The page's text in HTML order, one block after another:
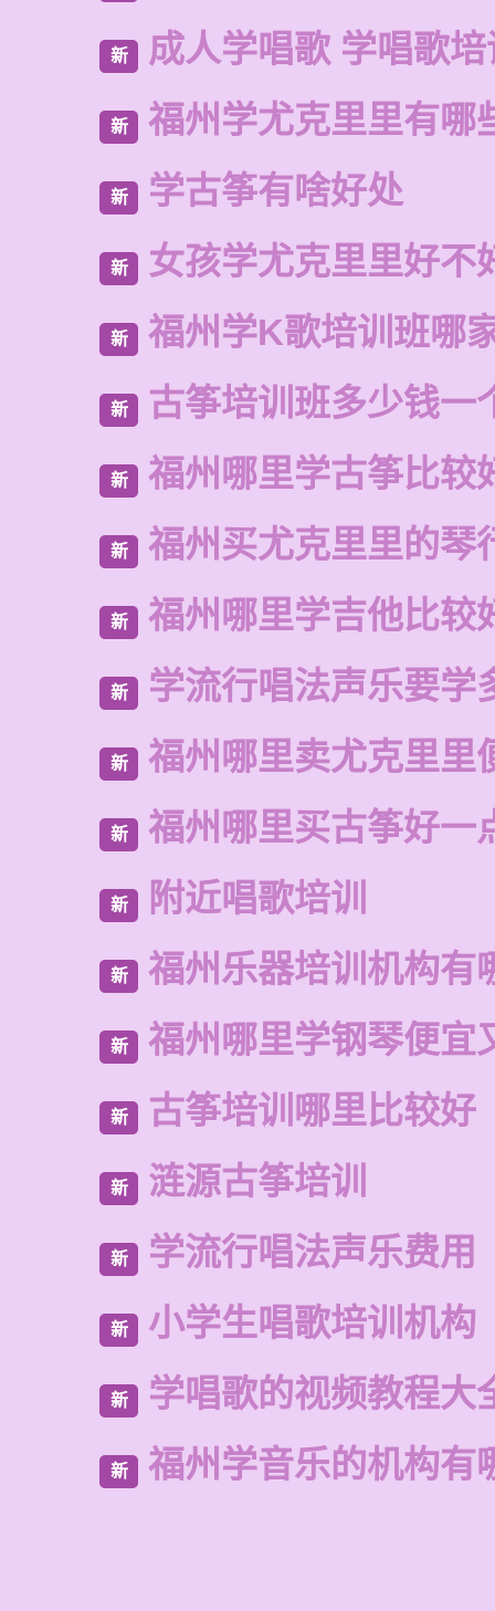
新 成人学唱歌 学唱歌培
新 福州学尤克里里有哪
新 学古筝有啥好处
新 女孩学尤克里里好不
新 福州学K歌培训班哪
新 古筝培训班多少钱一
新 福州哪里学古筝比较
新 福州买尤克里里的琴
新 福州哪里学吉他比较
新 学流行唱法声乐要学
新 福州哪里卖尤克里里
新 福州哪里买古筝好一
新 附近唱歌培训
新 福州乐器培训机构有
新 福州哪里学钢琴便宜
新 古筝培训哪里比较好
新 涟源古筝培训
新 学流行唱法声乐费用
新 小学生唱歌培训机构
新 学唱歌的视频教程大
新 福州学音乐的机构有